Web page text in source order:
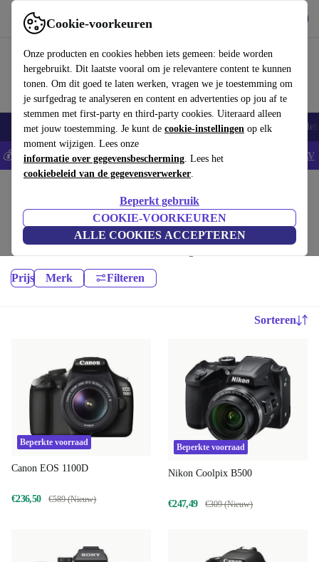
Cookie-voorkeuren
Onze producten en cookies hebben iets gemeen: beide worden
hergebruikt. Dit laatste vooral om je relevantere content te kunnen
tonen. Om dit goed te laten werken, vragen we je toestemming om
je surfgedrag te analyseren en content en advertenties op jou af te
stemmen met first-party en third-party cookies. Uiteraard alleen
met jouw toestemming. Je kunt de cookie-instellingen op elk
moment wijzigen. Lees onze
informatie over gegevensbescherming. Lees het
cookiebeleid van de gegevensverwerker.
Beperkt gebruik
COOKIE-VOORKEUREN
ALLE COOKIES ACCEPTEREN
Gebruik refurbed snel en eenvoudig
Smartphones Laptops Tablets Smartwatches Accessoires
💰Bespaar 5% EXTRA op alle iPhones - Code: IPHONEDEAL - AV
Camera's:
Hoogwaardige refurbished Camera's voor een geweldige prijs. Jouw
duurzame keuze met minimaal 12 maanden garantie.
Prijs Merk Filteren
Sorteren
Beperkte voorraad
Canon EOS 1100D
€236,50 €589 (Nieuw)
Beperkte voorraad
Nikon Coolpix B500
€247,49 €309 (Nieuw)